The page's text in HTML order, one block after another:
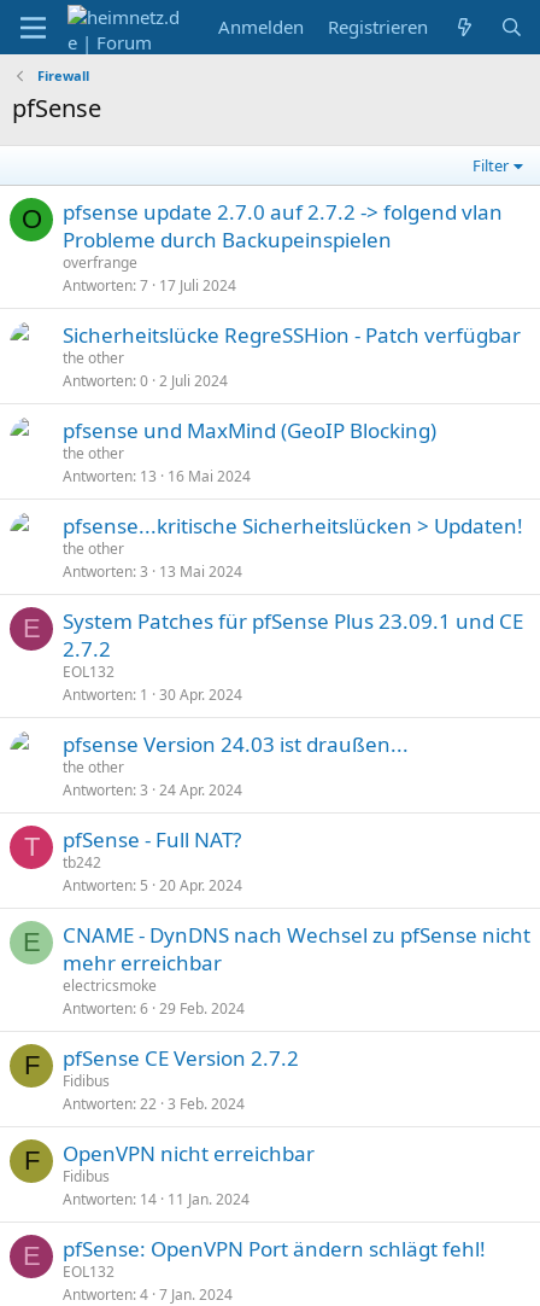
Anmelden Registrieren
Firewall
pfSense
Filter
O
pfsense update 2.7.0 auf 2.7.2 -> folgend vlan
Probleme durch Backupeinspielen
overfrange
Antworten 7 17 Juli 2024
Sicherheitslücke RegreSSHion - Patch verfügbar
the other
Antworten 0 2 Juli 2024
pfsense und MaxMind (GeoIP Blocking)
the other
Antworten 13 16 Mai 2024
pfsense...kritische Sicherheitslücken > Updaten!
the other
Antworten 3 13 Mai 2024
E
System Patches für pfSense Plus 23.09.1 und CE
2.7.2
EOL132
Antworten 1 30 Apr. 2024
pfsense Version 24.03 ist draußen...
the other
Antworten 3 24 Apr. 2024
T pfSense - Full NAT?
tb242
Antworten 5 20 Apr. 2024
E
CNAME - DynDNS nach Wechsel zu pfSense nicht
mehr erreichbar
electricsmoke
Antworten 6 29 Feb. 2024
F pfSense CE Version 2.7.2
Fidibus
Antworten 22 3 Feb. 2024
F OpenVPN nicht erreichbar
Fidibus
Antworten 14 11 Jan. 2024
E pfSense: OpenVPN Port ändern schlägt fehl!
EOL132
Antworten 4 7 Jan. 2024